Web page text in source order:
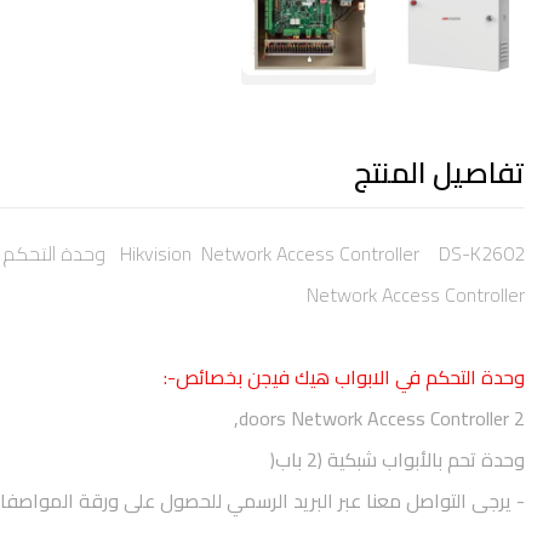
تفاصيل المنتج
Hikvision Network Access Controller DS-K2602 وحدة التحكم في الابواب هيك فيجن
Network Access Controller
وحدة التحكم في الابواب هيك فيجن بخصائص-:
2 doors Network Access Controller,
وحدة تحم بالأبواب شبكية (2 با
ب(
- يرجى التواصل معنا عبر البريد الرسمي للحصول على ورقة